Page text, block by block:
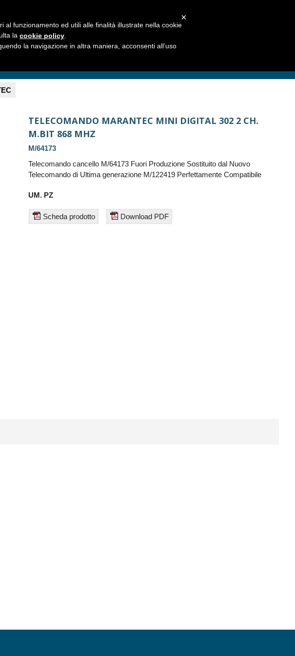
TELECOMANDO MARANTEC MINI DIGITAL 302 2 CH.
M.BIT 868 MHZ
M/64173
Telecomando cancello M/64173 Fuori Produzione Sostituito dal Nuovo
Telecomando di Ultima generazione M/122419 Perfettamente Compatibile
UM. PZ
Scheda prodotto Download PDF
×
al funzionamento ed utili alle finalità illustrate nella cookie
la cookie policy
la navigazione in altra maniera, acconsenti all’uso